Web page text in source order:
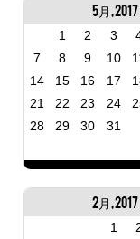
5月, 2017
1 2 3
7
8 9 10
14
15 16 17
21
22 23 24
28
29 30 31
2月, 2017
1